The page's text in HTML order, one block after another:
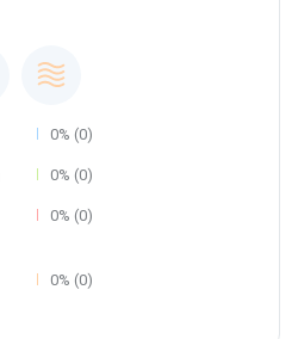
0% (0)
0% (0)
0% (0)
0% (0)